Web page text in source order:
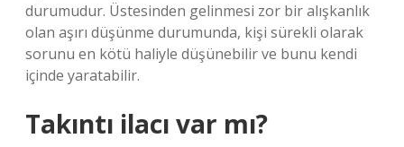
durumudur. Üstesinden gelinmesi zor bir alışkanlık
olan aşırı düşünme durumunda, kişi sürekli olarak
sorunu en kötü haliyle düşünebilir ve bunu kendi
içinde yaratabilir.
Takıntı ilacı var mı?